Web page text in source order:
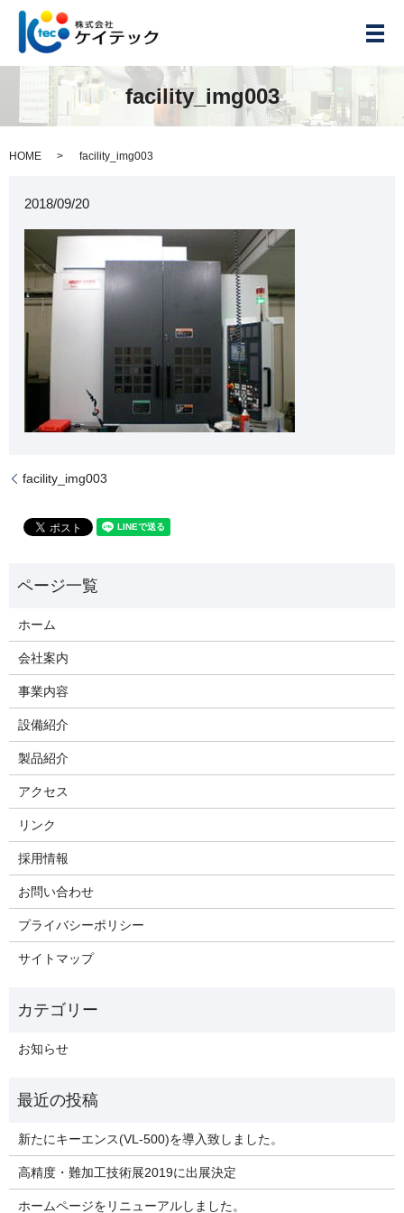
メ
facility_img003
HOME facility_img003
2018/09/20
facility_img003
ホーム
会社案内
事業内容
設備紹介
製品紹介
アクセス
リンク
採用情報
お問い合わせ
プライバシーポリシー
サイトマップ
お知らせ
新たにキーエンス(VL-500)を導入致しました。
高精度・難加工技術展2019に出展決定
ホームページをリニューアルしました。